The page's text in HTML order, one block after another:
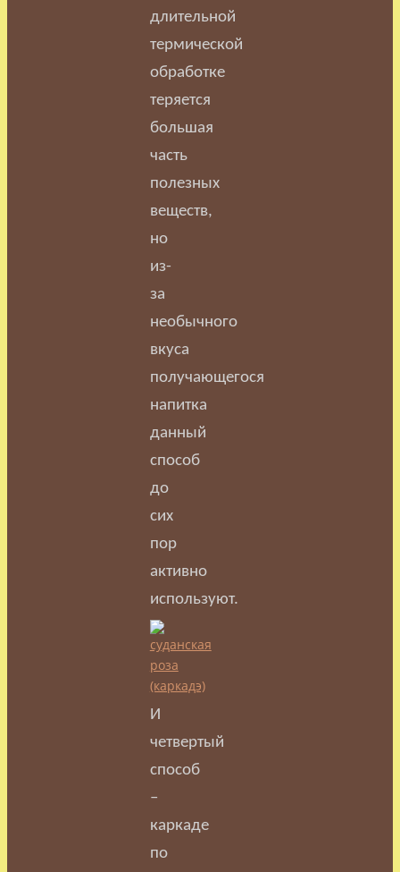
длительной
термической
обработке
теряется
большая
часть
полезных
веществ,
но
из-
за
необычного
вкуса
получающегося
напитка
данный
способ
до
сих
пор
активно
используют.
И
четвертый
способ
–
каркаде
по